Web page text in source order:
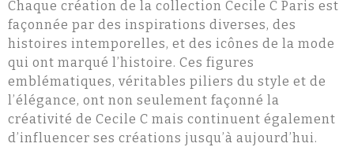
Chaque création de la collection Cecile C Paris est
façonnée par des inspirations diverses, des
histoires intemporelles, et des icônes de la mode
qui ont marqué l’histoire. Ces figures
emblématiques, véritables piliers du style et de
l’élégance, ont non seulement façonné la
créativité de Cecile C mais continuent également
d’influencer ses créations jusqu’à aujourd’hui.